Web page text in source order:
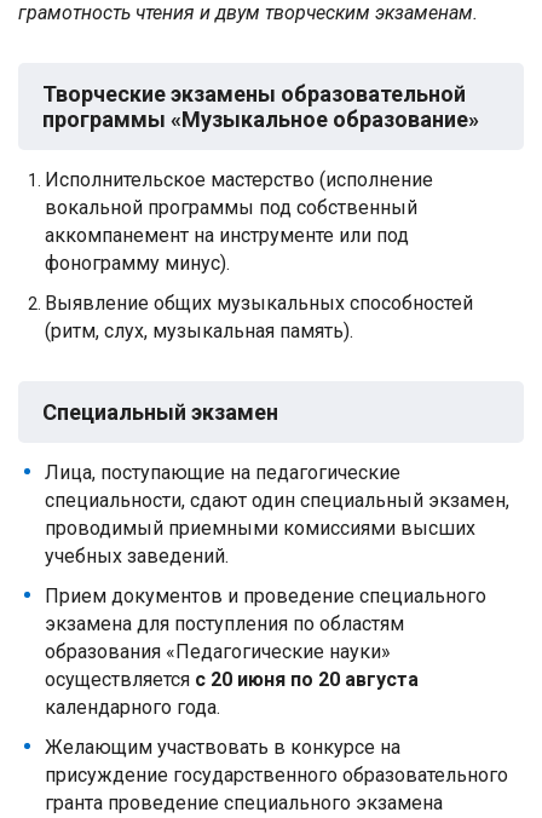
грамотность чтения и двум творческим экзаменам.
Творческие экзамены образовательной
программы «Музыкальное образование»
Исполнительское мастерство (исполнение
вокальной программы под собственный
аккомпанемент на инструменте или под
фонограмму минус).
Выявление общих музыкальных способностей
(ритм, слух, музыкальная память).
Специальный экзамен
Лица, поступающие на педагогические
специальности, сдают один специальный экзамен,
проводимый приемными комиссиями высших
учебных заведений.
Прием документов и проведение специального
экзамена для поступления по областям
образования «Педагогические науки»
осуществляется с 20 июня по 20 августа
календарного года.
Желающим участвовать в конкурсе на
присуждение государственного образовательного
гранта проведение специального экзамена